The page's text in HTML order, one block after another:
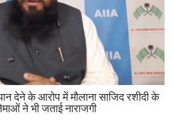
देने के आरोप में मौलाना साजिद रशीदी के
ने भी जताई नाराजगी